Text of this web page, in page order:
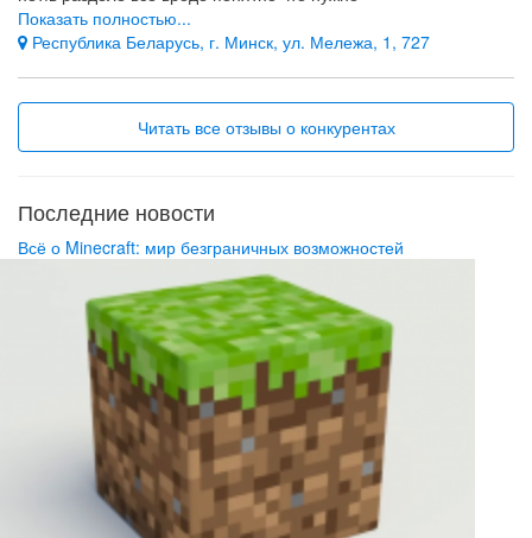
сделать:ОТПРАВИТЬ НА НОМЕР 553,СМС С СОДЕРЖКНИЕМ
:505 ФАМИЛИЯ И СУММА.НО!!!!ОТВЕТНОЕ СМС ПРИХОДИТ
ОБЪЯСНИТЕ,ПОЖАЛУЙСТА,ЧЕЙ ЛИЦЕВОЙ СЧЕТ
УКАЗЫВАТЬ?ТЕПЕРЬ Я ПОНИМАЮ ПОЧЕМУ ТАК МАЛО
СОБИРАЕТСЯ ДЕНЕГ!!!!НЕ ВСЕ МОГУТ ЖЕРТВОВАТЬ
МОИ ПРИЯТЕЛИ ПЫТАЕМСЯ ОТПРАВИТЬ СМС,РЕШИТЕ
ПОЖАЛУЙСТА ЭТОТ ВОПРОС.
Показать полностью...
Республика Беларусь, г. Минск, ул. Мележа, 1, 727
Читать все отзывы о конкурентах
Последние новости
Всё о Minecraft: мир безграничных возможностей